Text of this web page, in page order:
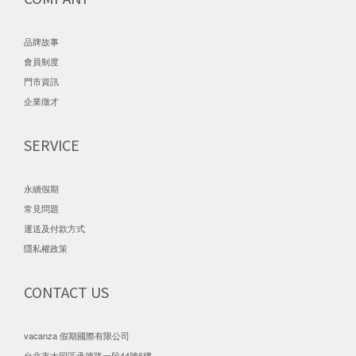
品牌故事
會員制度
門市資訊
企業徵才
SERVICE
永續假期
常見問題
運送及付款方式
隱私權政策
CONTACT US
vacanza 假期國際有限公司